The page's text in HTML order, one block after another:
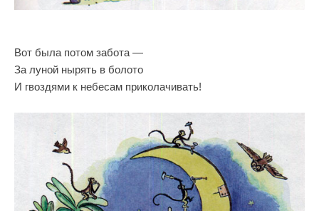
Вот была потом забота —
За луной нырять в болото
И гвоздями к небесам приколачивать!